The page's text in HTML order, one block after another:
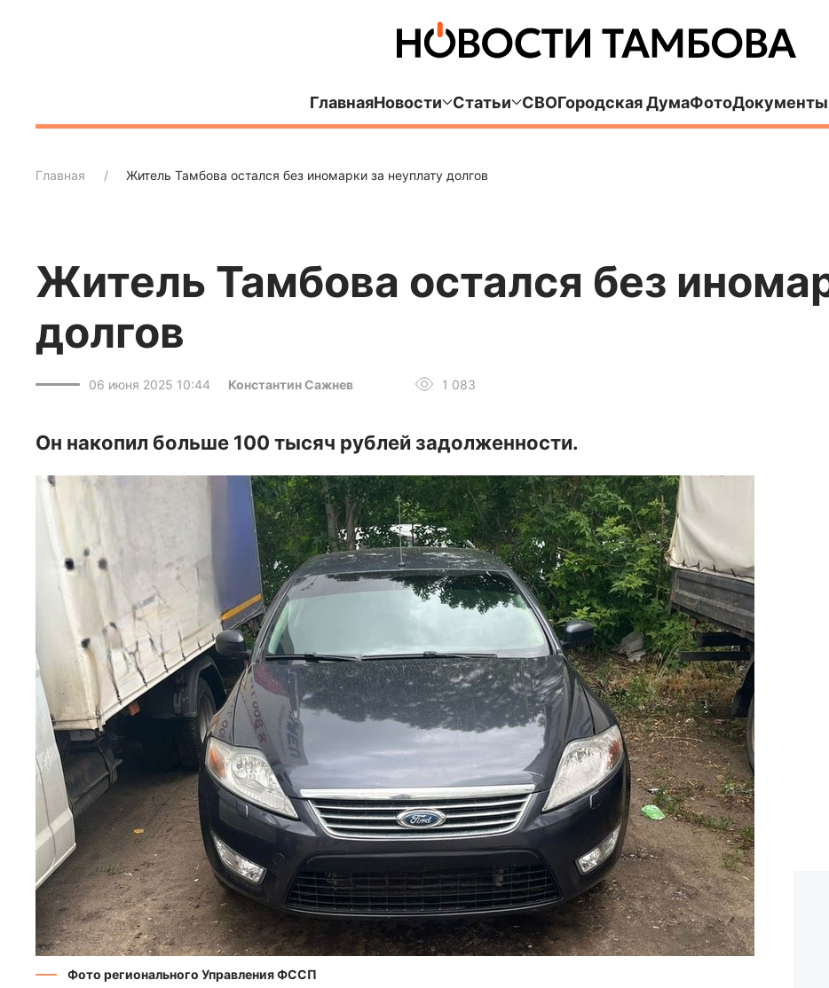
ГлавнаяНовости Статьи СВОГородская ДумаФото
Главная Житель Тамбова остался без иномарки за неуплату долгов
Житель Тамбова остался без
долгов
06 июня 2025 10:44 Константин Сажнев 1 083
Он накопил больше 100 тысяч рублей задолженности.
Фото регионального Управления ФССП